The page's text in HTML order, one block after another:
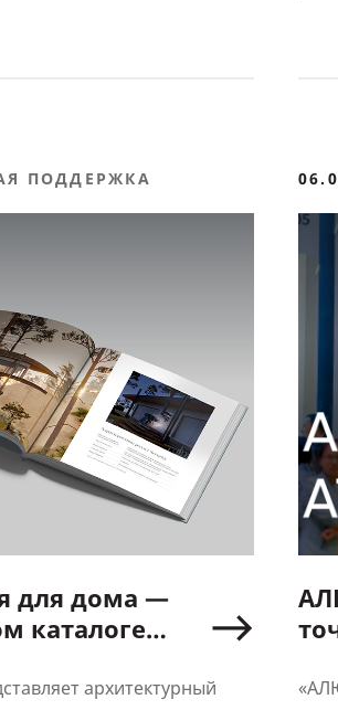
ПОДДЕРЖКА
для дома —
каталоге
архитектурный